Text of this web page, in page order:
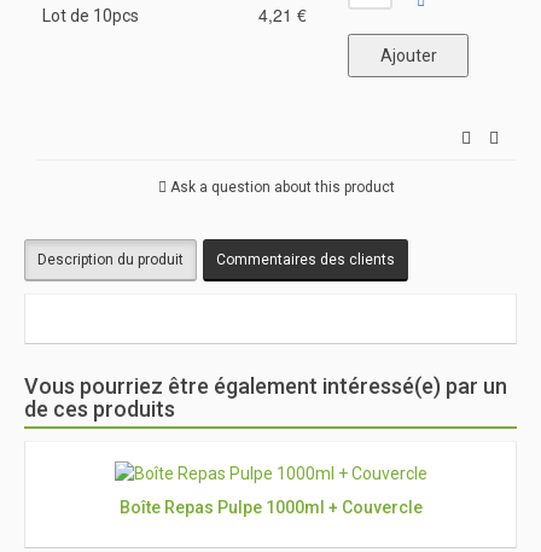
Lot de 10pcs 4,21 €
Ask a question about this product
Description du produit Commentaires des clients
Vous pourriez être également intéressé(e) par un
de ces produits
Boîte Repas Pulpe 1000ml + Couvercle